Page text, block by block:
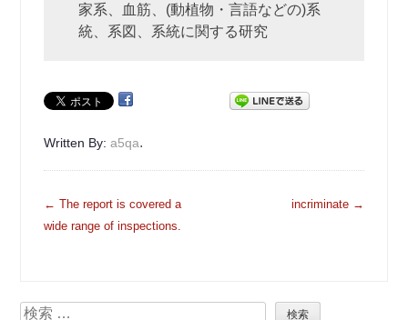
家系、血筋、(動植物・言語などの)系
統、系図、系統に関する研究
Written By:a5qa.
投
稿
ー
← The report is covered a
wide range of inspections.
incriminate →
検